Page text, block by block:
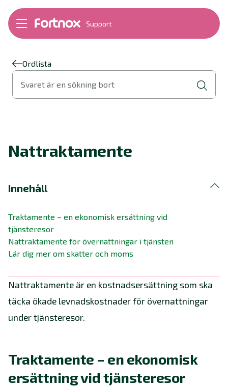
Support
Bokföring
Fakturering
Byt till Fortnox
Felsökning
Support Play
Ordlista
Svaret är en sökning bort
Nattraktamente
Innehåll
Traktamente – en ekonomisk ersättning vid
tjänsteresor
Nattraktamente för övernattningar i tjänsten
Lär dig mer om skatter och moms
Nattraktamente är en kostnadsersättning som ska
täcka ökade levnadskostnader för övernattningar
under tjänsteresor.
Traktamente – en ekonomisk
ersättning vid tjänsteresor